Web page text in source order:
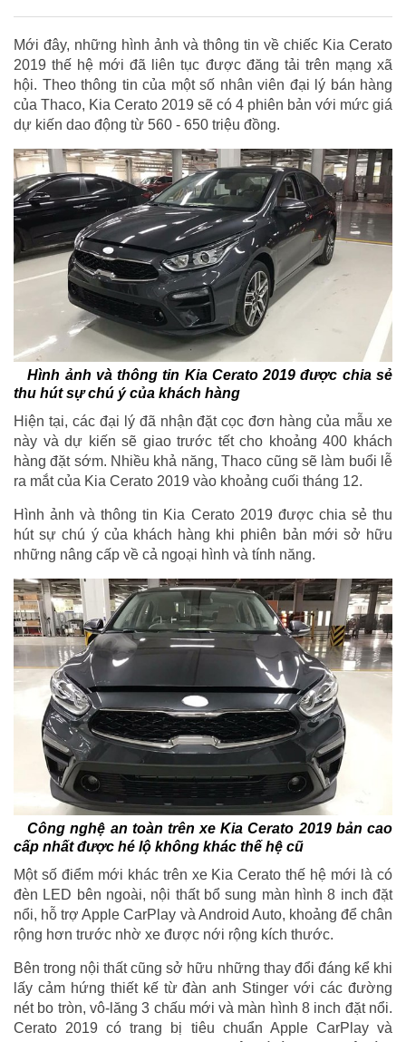
Mới đây, những hình ảnh và thông tin về chiếc Kia Cerato
2019 thế hệ mới đã liên tục được đăng tải trên mạng xã
hội. Theo thông tin của một số nhân viên đại lý bán hàng
của Thaco, Kia Cerato 2019 sẽ có 4 phiên bản với mức giá
dự kiến dao động từ 560 - 650 triệu đồng.
Hình ảnh và thông tin Kia Cerato 2019 được chia sẻ
thu hút sự chú ý của khách hàng
Hiện tại, các đại lý đã nhận đặt cọc đơn hàng của mẫu xe
này và dự kiến sẽ giao trước tết cho khoảng 400 khách
hàng đặt sớm. Nhiều khả năng, Thaco cũng sẽ làm buổi lễ
ra mắt của Kia Cerato 2019 vào khoảng cuối tháng 12.
Hình ảnh và thông tin Kia Cerato 2019 được chia sẻ thu
hút sự chú ý của khách hàng khi phiên bản mới sở hữu
những nâng cấp về cả ngoại hình và tính năng.
Công nghệ an toàn trên xe Kia Cerato 2019 bản cao
cấp nhất được hé lộ không khác thế hệ cũ
Một số điểm mới khác trên xe Kia Cerato thế hệ mới là có
đèn LED bên ngoài, nội thất bổ sung màn hình 8 inch đặt
nổi, hỗ trợ Apple CarPlay và Android Auto, khoảng để chân
rộng hơn trước nhờ xe được nới rộng kích thước.
Bên trong nội thất cũng sở hữu những thay đổi đáng kể khi
lấy cảm hứng thiết kế từ đàn anh Stinger với các đường
nét bo tròn, vô-lăng 3 chấu mới và màn hình 8 inch đặt nổi.
Cerato 2019 có trang bị tiêu chuẩn Apple CarPlay và